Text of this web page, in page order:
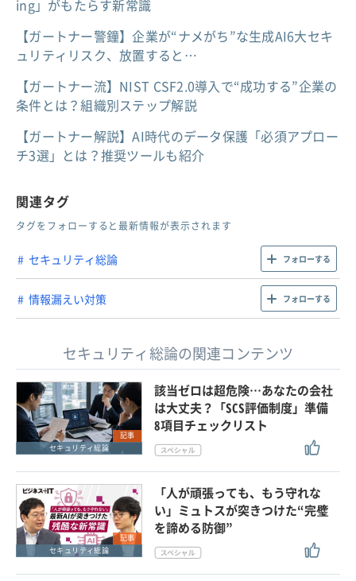
ing」がもたらす新常識
【ガートナー警鐘】企業が“ナメがち”な生成AI6大セキ
ュリティリスク、放置すると…
【ガートナー流】NIST CSF2.0導入で“成功する”企業の
条件とは？組織別ステップ解説
【ガートナー解説】AI時代のデータ保護「必須アプロー
チ3選」とは？推奨ツールも紹介
関連タグ
タグをフォローすると最新情報が表示されます
セキュリティ総論 フォローする
情報漏えい対策 フォローする
セキュリティ総論の関連コンテンツ
記事
セキュリティ総論
該当ゼロは超危険…あなたの会社
は大丈夫？「SCS評価制度」準備
8項目チェックリスト
記事
セキュリティ総論
「人が頑張っても、もう守れな
い」ミュトスが突きつけた“完璧
を諦める防御”